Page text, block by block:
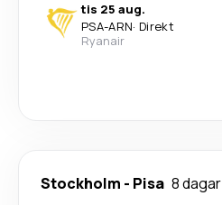
tis 25 aug.
PSA-ARN· Direkt
Ryanair
Stockholm - Pisa 8 dagar